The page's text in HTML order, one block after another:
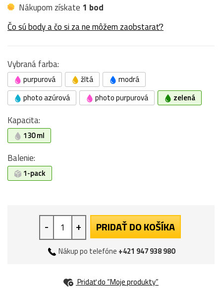
Nákupom získate 1 bod
Čo sú body a čo si za ne môžem zaobstarať?
Vybraná farba:
purpurová žltá
modrá
photo azúrová
photo purpurová zelená
Kapacita:
130 ml
Balenie:
1-pack
- + PRIDAŤ DO KOŠÍKA
Nákup po telefóne +421 947 938 980
Pridať do “Moje produkty”